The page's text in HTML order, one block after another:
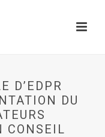
D’EDPR
DU
CONSEIL